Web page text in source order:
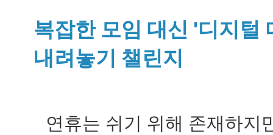
복잡한 모임 대신 '디지털
내려놓기 챌린지
연휴는 쉬기 위해 존재하지